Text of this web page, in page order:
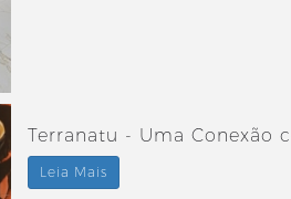
Terranatu - Uma Conexão
Leia Mais